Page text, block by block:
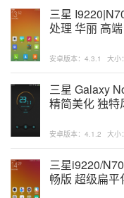
三星
处理 华丽 高端
安卓版本：4.3.1 大小
三星 Galaxy
精简美化 独
安卓版本：4.1.2 大小
三星i9220/
畅版 超级扁